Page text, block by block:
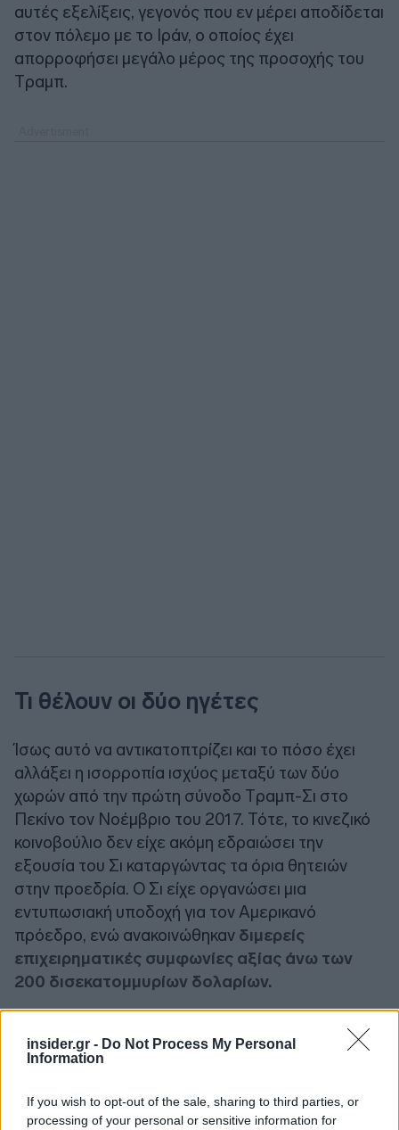
insider.gr - Do Not Process My Personal
Information
If you wish to opt-out of the sale, sharing to third parties, or
processing of your personal or sensitive information for
αυτές εξελίξεις, γεγονός που εν μέρει αποδίδεται
στον πόλεμο με το Ιράν, ο οποίος έχει
απορροφήσει μεγάλο μέρος της προσοχής του
Tραμπ.
Τι θέλουν οι δύο ηγέτες
Ίσως αυτό να αντικατοπτρίζει και το πόσο έχει
αλλάξει η ισορροπία ισχύος μεταξύ των δύο
χωρών από την πρώτη σύνοδο Tραμπ-Σι στο
Πεκίνο τον Νοέμβριο του 2017. Τότε, το κινεζικό
κοινοβούλιο δεν είχε ακόμη εδραιώσει την
εξουσία του Σι καταργώντας τα όρια θητειών
στην προεδρία. Ο Σι είχε οργανώσει μια
εντυπωσιακή υποδοχή για τον Αμερικανό
πρόεδρο, ενώ ανακοινώθηκαν διμερείς
επιχειρηματικές συμφωνίες αξίας άνω των
200 δισεκατομμυρίων δολαρίων.
Ωστόσο, η επίδειξη φιλοξενίας του Σι δεν ήταν
αρκετή για να αποτρέψει τον Tραμπ από το να
Κίνας την επόμενη χρονιά.